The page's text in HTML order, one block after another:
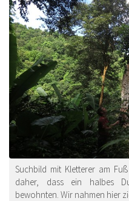
Suchbild mit Kletterer am
daher, dass ein halbes
bewohnten. Wir nahmen hier